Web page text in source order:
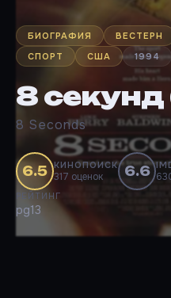
БИОГРАФИЯ ВЕСТЕРН
СПОРТ
США 1994
8 секунд
8 Seconds
6.5 КИНОПОИСК
317 оценок 6.6
РЕЙТИНГ
pg13